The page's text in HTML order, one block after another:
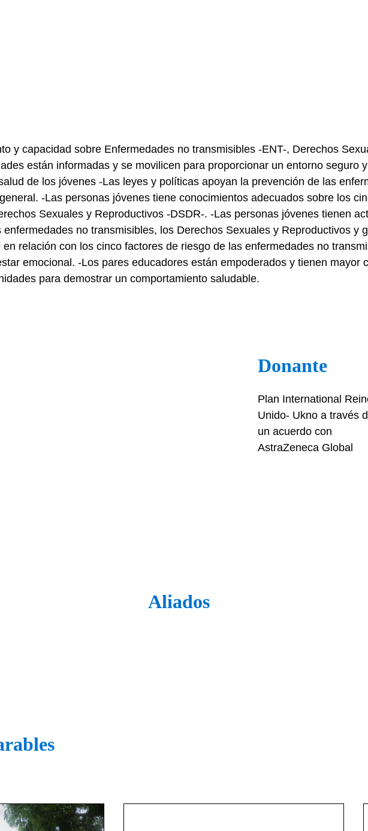
y capacidad sobre Enfermedades no transmisibles -ENT-, Derechos
están informadas y se movilicen para proporcionar un entorno seguro
de los jóvenes -Las leyes y políticas apoyan la prevención de las
-Las personas jóvenes tiene conocimientos adecuados sobre los
Sexuales y Reproductivos -DSDR-. -Las personas jóvenes tienen
no transmisibles, los Derechos Sexuales y Reproductivos y
relación con los cinco factores de riesgo de las enfermedades no
emocional. -Los pares educadores están empoderados y tienen mayor
para demostrar un comportamiento saludable.
Donante
Plan International
Unido- Ukno a través
un acuerdo con
AstraZeneca Global
Aliados